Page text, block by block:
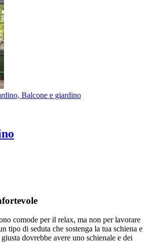
comode per il relax, ma non per lavorare
tipo di seduta che sostenga la tua schiena e
dovrebbe avere uno schienale e dei